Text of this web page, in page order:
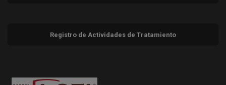
Registro de Actividades de Tratamiento